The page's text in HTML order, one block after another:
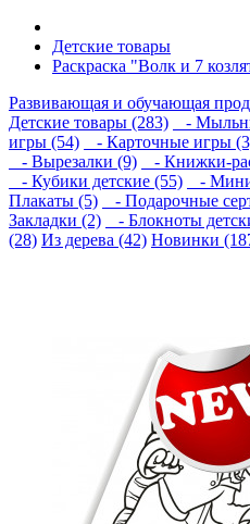
Детские товары
Раскраска "Волк и 7
Развивающая и обучающая
Детские товары (283)
-
игры (54)
- Карточные игры
- Вырезалки (9)
- Книжки-
- Кубики детские (55)
-
Плакаты (5)
- Подарочные
Закладки (2)
- Блокноты
(28) Из дерева (42) Новинки